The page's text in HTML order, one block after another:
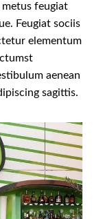
feugiat
Feugiat sociis
elementum
aenean
sagittis.